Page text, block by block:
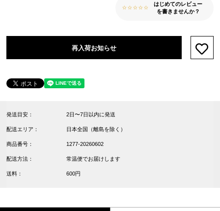
はじめてのレビュー
を書きませんか？
再入荷お知らせ
発送目安： 2日〜7日以内に発送
配送エリア： 日本全国（離島を除く）
商品番号： 1277-20260602
配送方法： 常温便でお届けします
送料： 600円